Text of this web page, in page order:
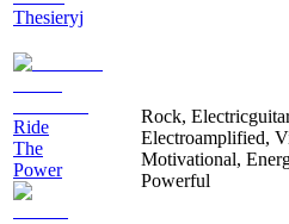
Thesieryj
Ride
The
Power
Rock,
Electroamplified,
Motivational,
Powerful